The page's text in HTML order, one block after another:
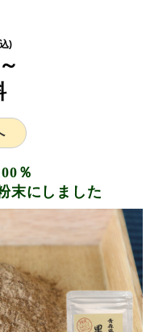
)
％
末にしました